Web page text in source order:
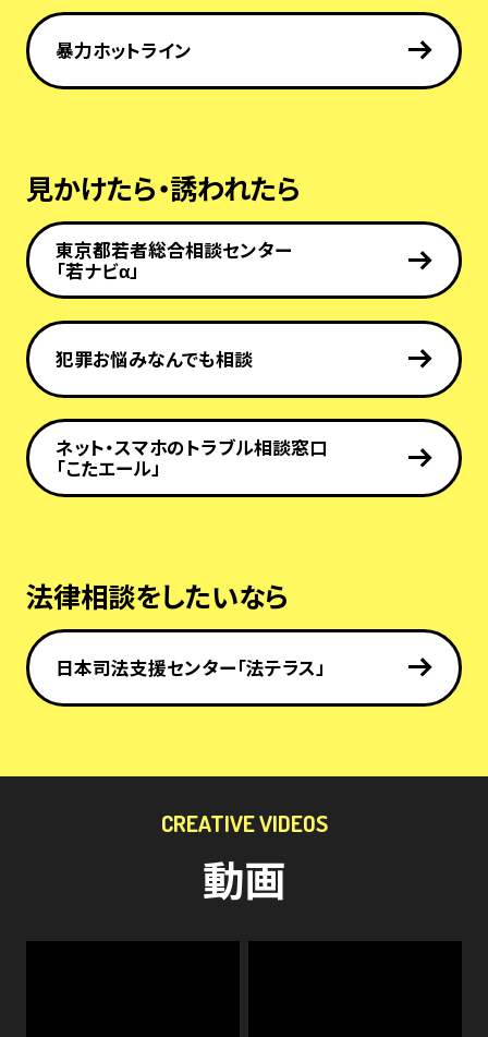
暴力ホットライン
見かけたら・誘われたら
東京都若者総合相談センター
「若ナビα」
犯罪お悩みなんでも相談
ネット・スマホのトラブル相談窓口
「こたエール」
法律相談をしたいなら
日本司法支援センター「法テラス」
CREATIVE VIDEOS
動画